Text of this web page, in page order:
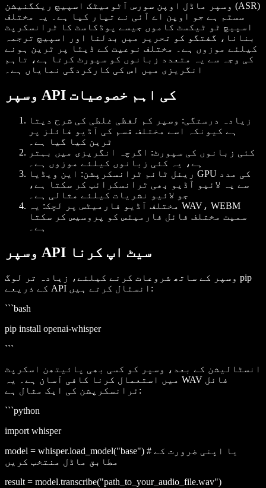
وسپر ماڈل اوپن سورس آٹومیٹک اسپیچ ریکگنیشن (ASR)
سسٹم ہے جو اوپن اے آئی نے تیار کیا ہے۔ یہ مختلف
اسپیچ ٹو ٹیکسٹ کاموں جیسے پوڈکاسٹ کا ٹرانسکرپٹ
بنانا، گفتگو کو تحریر میں بدلنا اور اسپیچ ترجمہ
کیلئے موزوں ہے۔ مختلف نوعیت کے ڈیٹا پر ٹرین ہونے
کی وجہ سے یہ متعدد زبانوں کو سپورٹ کرتا ہے، تاہم
انگریزی میں اس کی کارکردگی نمایاں ہے۔
وسپر API کی اہم خصوصیات
زیادہ درستگی: وسپر کم لفظی غلطی کی شرح دیتا
ہے کیونکہ اسے مختلف قسم کی آڈیو فائلز پر
ٹرین کیا گیا ہے۔
کئی زبانوں کی سپورٹ: اگرچہ انگریزی میں بہتر
ہے، یہ کئی زبانوں کیلئے موزوں ہے۔
ریئل ٹائم ٹرانسکرپشن: این ویڈیا GPU کی مدد
سے یہ لائیو آڈیو بھی ٹرانسکرائب کر سکتا ہے،
جو لائیو نشریات کیلئے مثالی ہے۔
مختلف آڈیو فارمیٹس پر لچک: یہ WAV، WEBM
سمیت مختلف فائل فارمیٹس کو پروسیس کر سکتا
ہے۔
وسپر API سیٹ اپ کرنا
وسپر کے ساتھ شروعات کرنے کیلئے، زیادہ تر لوگ pip
کے ذریعے API انسٹال کرتے ہیں:
```bash
pip install openai-whisper
```
انسٹالیشن کے بعد، وسپر کو کسی بھی پائیتھن اسکرپٹ
میں استعمال کرنا کافی آسان ہے۔ یہ WAV فائل
ٹرانسکرپشن کی ایک مثال ہے:
```python
import whisper
model = whisper.load_model("base") # یا اپنی ضرورت کے
مطابق ماڈل منتخب کریں
result = model.transcribe("path_to_your_audio_file.wav")